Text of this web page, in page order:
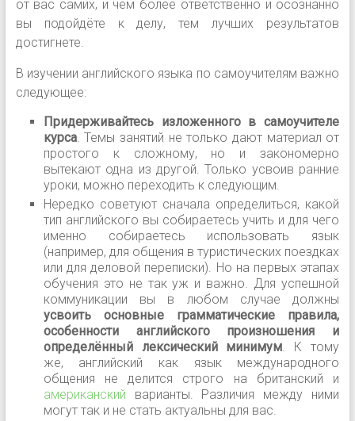
от вас самих, и чем более ответственно и осознанно
вы подойдёте к делу, тем лучших результатов
достигнете.
В изучении английского языка по самоучителям важно
следующее:
Придерживайтесь изложенного в самоучителе
курса. Темы занятий не только дают материал от
простого к сложному, но и закономерно
вытекают одна из другой. Только усвоив ранние
уроки, можно переходить к следующим.
Нередко советуют сначала определиться, какой
тип английского вы собираетесь учить и для чего
именно собираетесь использовать язык
(например, для общения в туристических поездках
или для деловой переписки). Но на первых этапах
обучения это не так уж и важно. Для успешной
коммуникации вы в любом случае должны
усвоить основные грамматические правила,
особенности английского произношения и
определённый лексический минимум. К тому
же, английский как язык международного
общения не делится строго на британский и
американский варианты. Различия между ними
могут так и не стать актуальны для вас.